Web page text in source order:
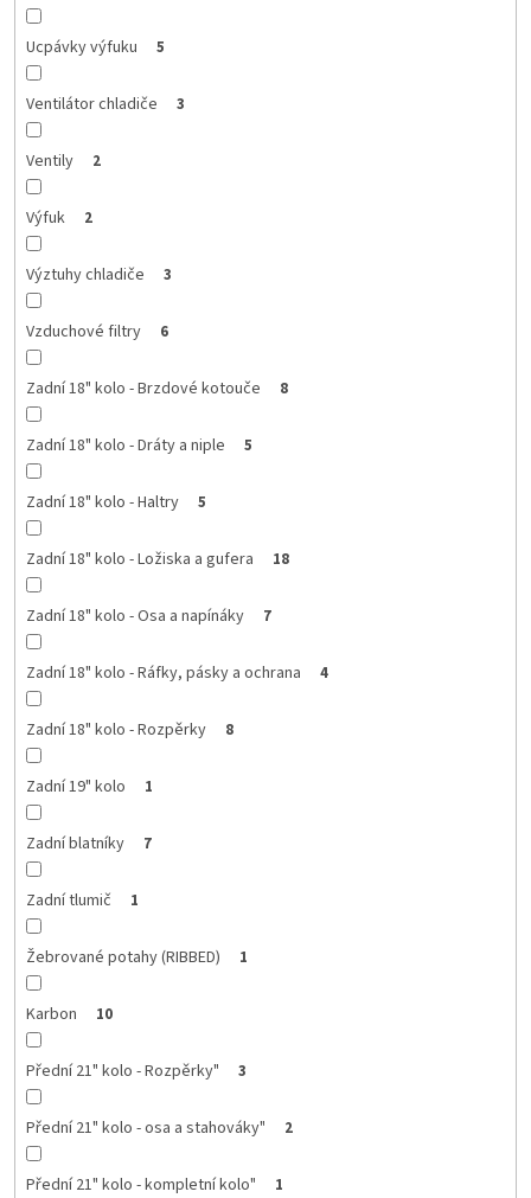
Ucpávky výfuku 5
Ventilátor chladiče 3
Ventily 2
Výfuk 2
Výztuhy chladiče 3
Vzduchové filtry 6
Zadní 18" kolo - Brzdové kotouče 8
Zadní 18" kolo - Dráty a niple 5
Zadní 18" kolo - Haltry 5
Zadní 18" kolo - Ložiska a gufera 18
Zadní 18" kolo - Osa a napínáky 7
Zadní 18" kolo - Ráfky, pásky a ochrana 4
Zadní 18" kolo - Rozpěrky 8
Zadní 19" kolo 1
Zadní blatníky 7
Zadní tlumič 1
Žebrované potahy (RIBBED) 1
Karbon 10
Přední 21" kolo - Rozpěrky" 3
Přední 21" kolo - osa a stahováky" 2
Přední 21" kolo - kompletní kolo" 1